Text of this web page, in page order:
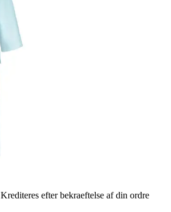
Krediteres efter bekraeftelse af din ordre